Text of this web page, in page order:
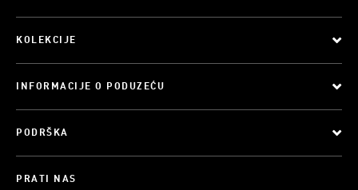
KOLEKCIJE
INFORMACIJE O PODUZEĆU
PODRŠKA
PRATI NAS